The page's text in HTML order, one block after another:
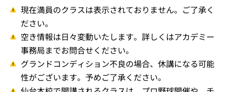
現在満員のクラスは表示されておりません。ご了承く
ださい。
空き情報は日々変動いたします。詳しくはアカデミー
事務局までお問合せください。
グランドコンディション不良の場合、休講になる可能
性がございます。予めご了承ください。